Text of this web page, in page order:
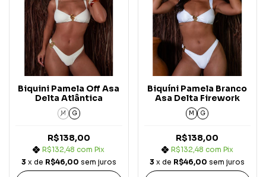
Biquini Pamela Off Asa
Delta Atlântica
M G
R$138,00
R$132,48com Pix
3 x de R$46,00 sem juros
Biquíni Pamela Branco
Asa Delta Firework
M G
R$138,00
R$132,48 com Pix
3 x de R$46,00 sem juros